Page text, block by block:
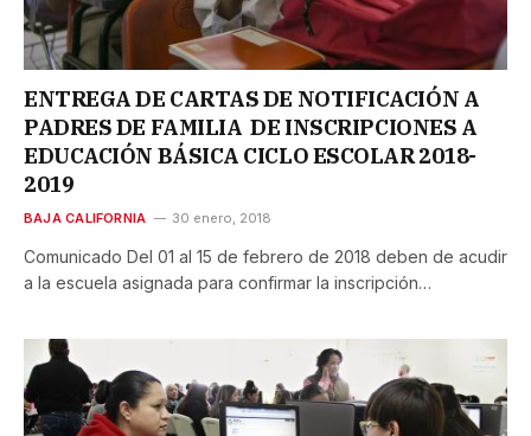
ENTREGA DE CARTAS DE NOTIFICACIÓN A
PADRES DE FAMILIA DE INSCRIPCIONES A
EDUCACIÓN BÁSICA CICLO ESCOLAR 2018-
2019
BAJA CALIFORNIA 30 enero, 2018
Comunicado Del 01 al 15 de febrero de 2018 deben de acudir
a la escuela asignada para confirmar la inscripción…